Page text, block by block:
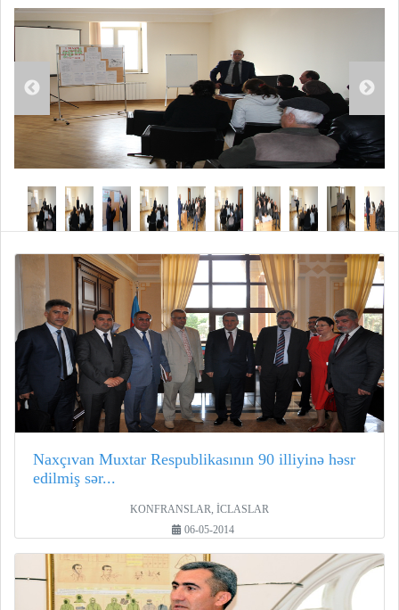
Naxçıvan Muxtar Respublikasının 90 illiyinə həsr
edilmiş sər...
KONFRANSLAR, İCLASLAR
06-05-2014